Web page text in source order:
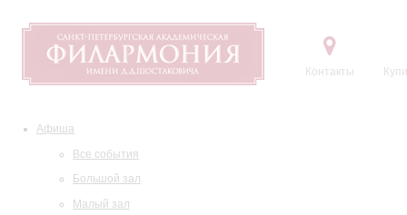
Контакты
Афиша
Все события
Большой зал
Малый зал